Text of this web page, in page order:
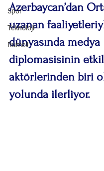
Spor
Teknoloji
Rumeli
Azerbaycan’dan
uzanan
dünyasında medya
diplomasisinin
aktörlerinden biri
yolunda ilerliyor.